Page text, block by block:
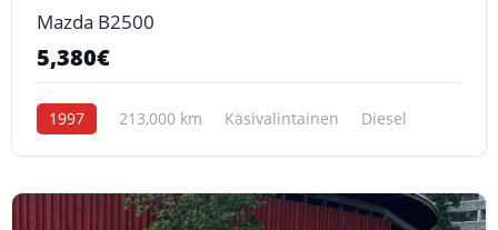
Mazda B2500
5,380€
1997 213,000 km Käsivalintainen Diesel